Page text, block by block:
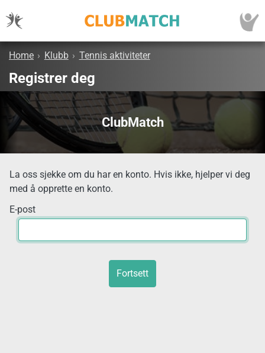
Home › Klubb › Tennis aktiviteter
Registrer deg
ClubMatch
La oss sjekke om du har en konto. Hvis ikke, hjelper vi deg
med å opprette en konto.
E-post
Fortsett